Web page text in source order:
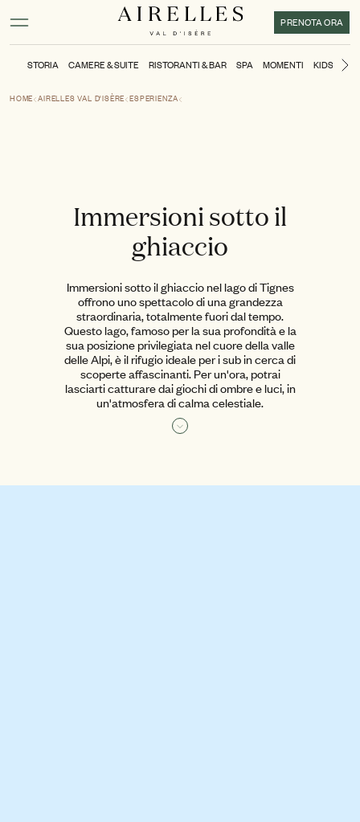
Attivare la modalità ad alto contrasto
PRENOTA ORA
STORIA CAMERE & SUITE RISTORANTI & BAR SPA MOMENTI KIDS CLUB
HOME AIRELLES VAL D'ISÈRE ESPERIENZA
Immersioni sotto il
ghiaccio
Immersioni sotto il ghiaccio nel lago di Tignes
offrono uno spettacolo di una grandezza
straordinaria, totalmente fuori dal tempo.
Questo lago, famoso per la sua profondità e la
sua posizione privilegiata nel cuore della valle
delle Alpi, è il rifugio ideale per i sub in cerca di
scoperte affascinanti. Per un'ora, potrai
lasciarti catturare dai giochi di ombre e luci, in
un'atmosfera di calma celestiale.
Leggi di più